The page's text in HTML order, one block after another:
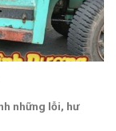
những lỗi, hư